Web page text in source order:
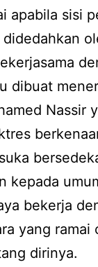
apabila sisi
dibuat
Nassir
kepada
bekerja
yang ramai
dirinya.